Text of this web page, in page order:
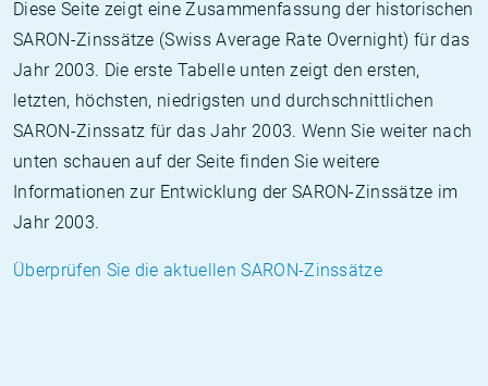
Diese Seite zeigt eine Zusammenfassung der historischen
SARON-Zinssätze (Swiss Average Rate Overnight) für das
Jahr 2003. Die erste Tabelle unten zeigt den ersten,
letzten, höchsten, niedrigsten und durchschnittlichen
SARON-Zinssatz für das Jahr 2003. Wenn Sie weiter nach
unten schauen auf der Seite finden Sie weitere
Informationen zur Entwicklung der SARON-Zinssätze im
Jahr 2003.
Überprüfen Sie die aktuellen SARON-Zinssätze